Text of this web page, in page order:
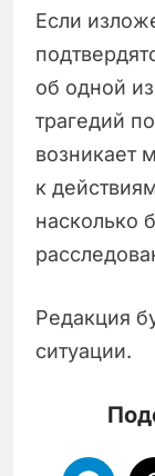
Если
об одной
трагедий
возникает
к
насколько
Редакция
ситуации.